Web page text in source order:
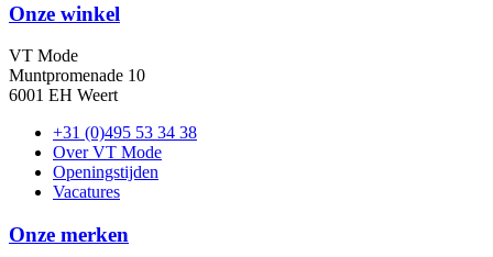
Onze winkel
VT Mode
Muntpromenade 10
6001 EH Weert
+31 (0)495 53 34 38
Over VT Mode
Openingstijden
Vacatures
Onze merken